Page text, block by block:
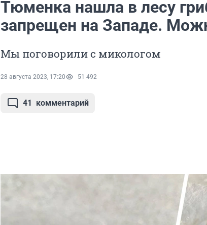
Тюменка нашла в лесу
запрещен на Западе.
Мы поговорили с микологом
28 августа 2023, 17:20 51 492
41 комментарий